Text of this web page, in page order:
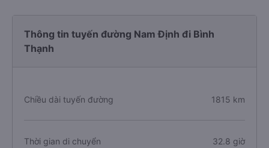
Thông tin tuyến đường Nam Định đi Bình
Thạnh
Chiều dài tuyến đường 1815 km
Thời gian di chuyển 32.8 giờ